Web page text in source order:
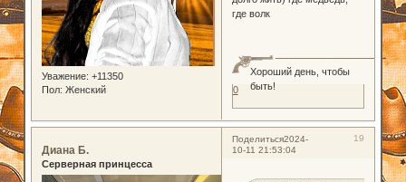
Уважение: +11350
Пол: Женский
где волк
Хороший день, чтобы
быть!
0
Поделиться 19
2024-
10-11 21:53:04
Диана Б.
Серверная принцесса